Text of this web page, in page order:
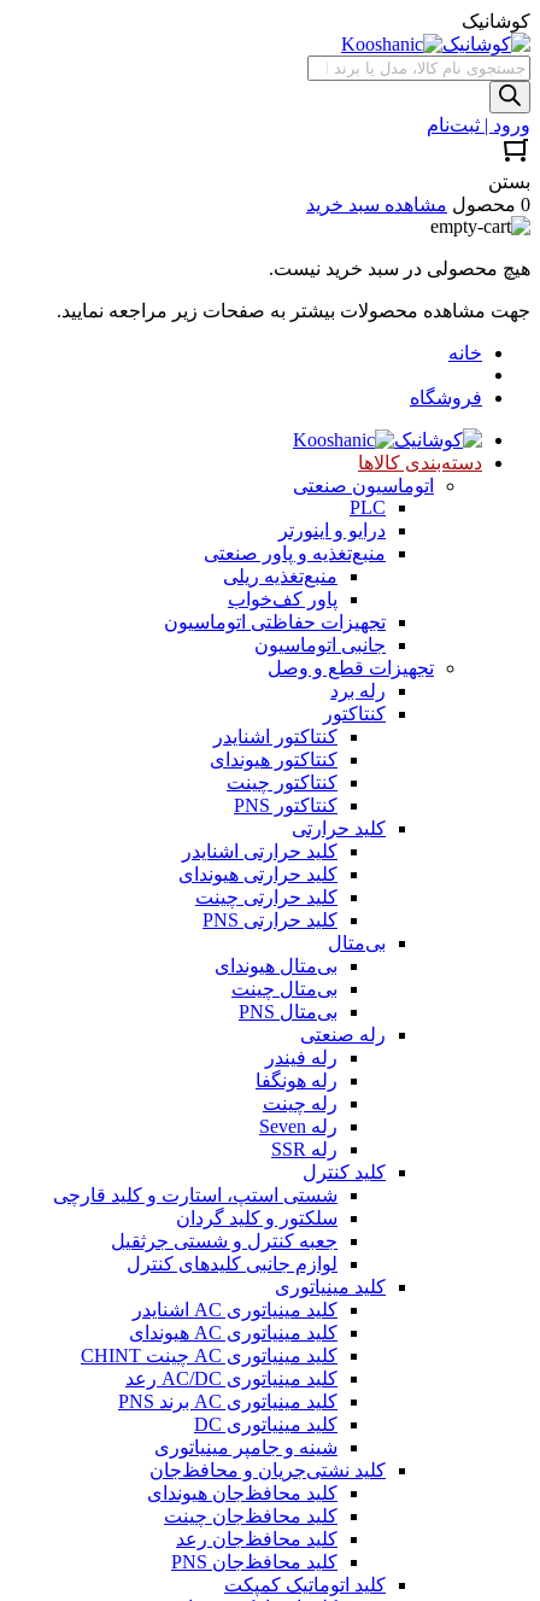
کوشانیک
جستجوی
محصولات
ورود | ثبت‌نام
بستن
0 محصول
مشاهده سبد خرید
هیچ محصولی در سبد خرید نیست.
جهت مشاهده محصولات بیشتر به صفحات زیر مراجعه نمایید.
خانه
فروشگاه
دسته‌بندی کالاها
اتوماسیون صنعتی
PLC
درایو و اینورتر
منبع‌تغذیه و پاور صنعتی
منبع‌تغذیه ریلی
پاور کف‌خواب
تجهیزات حفاظتی اتوماسیون
جانبی اتوماسیون
تجهیزات قطع و وصل
رله برد
کنتاکتور
کنتاکتور اشنایدر
کنتاکتور هیوندای
کنتاکتور چینت
کنتاکتور PNS
کلید حرارتی
کلید حرارتی اشنایدر
کلید حرارتی هیوندای
کلید حرارتی چینت
کلید حرارتی PNS
بی‌متال
بی‌متال هیوندای
بی‌متال چینت
بی‌متال PNS
رله صنعتی
رله فیندر
رله هونگفا
رله چینت
رله Seven
رله SSR
کلید کنترل
شستی استپ، استارت و کلید قارچی
سلکتور و کلید گردان
جعبه کنترل و شستی جرثقیل
لوازم جانبی کلیدهای کنترل
کلید مینیاتوری
کلید مینیاتوری AC اشنایدر
کلید مینیاتوری AC هیوندای
کلید مینیاتوری AC چینت CHINT
کلید مینیاتوری AC/DC رعد
کلید مینیاتوری AC برند PNS
کلید مینیاتوری DC
شینه و جامپر مینیاتوری
کلید نشتی‌جریان و محافظ‌جان
کلید محافظ‌جان هیوندای
کلید محافظ‌جان چینت
کلید محافظ‌جان رعد
کلید محافظ‌جان PNS
کلید اتوماتیک کمپکت